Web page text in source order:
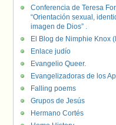
Conferencia de Teresa
“Orientación sexual,
imagen de Dios” .
El Blog de Nimphie Knox
Enlace judío
Evangelio Queer.
Evangelizadoras de los
Falling poems
Grupos de Jesús
Hermano Cortés